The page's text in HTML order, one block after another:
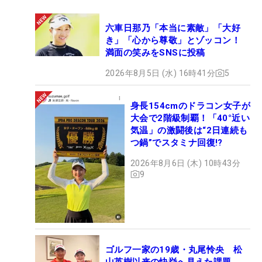
六車日那乃「本当に素敵」「大好
き」「心から尊敬」とゾッコン！
満面の笑みをSNSに投稿
2026年8月5日 (水) 16時41分 5
身長154cmのドラコン女子が
大会で2階級制覇！「40°近い
気温」の激闘後は“2日連続も
つ鍋”でスタミナ回復!?
2026年8月6日 (木) 10時43分
9
ゴルフ一家の19歳・丸尾怜央 松